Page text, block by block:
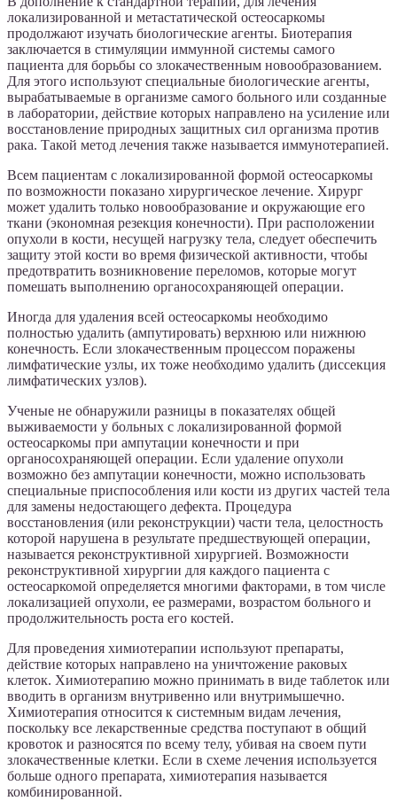
локализированной и метастатической остеосаркомы
продолжают изучать биологические агенты. Биотерапия
заключается в стимуляции иммунной системы самого
пациента для борьбы со злокачественным новообразованием.
Для этого используют специальные биологические агенты,
вырабатываемые в организме самого больного или созданные
в лаборатории, действие которых направлено на усиление или
восстановление природных защитных сил организма против
рака. Такой метод лечения также называется иммунотерапией.
Всем пациентам с локализированной формой остеосаркомы
по возможности показано хирургическое лечение. Хирург
может удалить только новообразование и окружающие его
ткани (экономная резекция конечности). При расположении
опухоли в кости, несущей нагрузку тела, следует обеспечить
защиту этой кости во время физической активности, чтобы
предотвратить возникновение переломов, которые могут
помешать выполнению органосохраняющей операции.
Иногда для удаления всей остеосаркомы необходимо
полностью удалить (ампутировать) верхнюю или нижнюю
конечность. Если злокачественным процессом поражены
лимфатические узлы, их тоже необходимо удалить (диссекция
лимфатических узлов).
Ученые не обнаружили разницы в показателях общей
выживаемости у больных с локализированной формой
остеосаркомы при ампутации конечности и при
органосохраняющей операции. Если удаление опухоли
возможно без ампутации конечности, можно использовать
специальные приспособления или кости из других частей тела
для замены недостающего дефекта. Процедура
восстановления (или реконструкции) части тела, целостность
которой нарушена в результате предшествующей операции,
называется реконструктивной хирургией. Возможности
реконструктивной хирургии для каждого пациента с
остеосаркомой определяется многими факторами, в том числе
локализацией опухоли, ее размерами, возрастом больного и
продолжительность роста его костей.
Для проведения химиотерапии используют препараты,
действие которых направлено на уничтожение раковых
клеток. Химиотерапию можно принимать в виде таблеток или
вводить в организм внутривенно или внутримышечно.
Химиотерапия относится к системным видам лечения,
поскольку все лекарственные средства поступают в общий
кровоток и разносятся по всему телу, убивая на своем пути
злокачественные клетки. Если в схеме лечения используется
больше одного препарата, химиотерапия называется
комбинированной.